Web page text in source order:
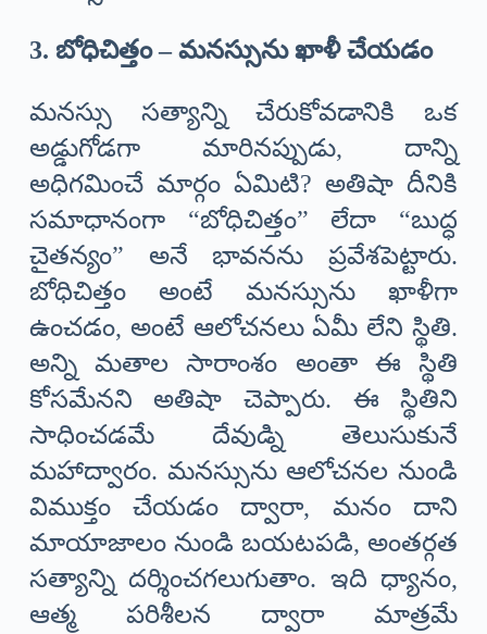
3. బోధిచిత్తం – మనస్సును ఖాళీ చేయడం
మనస్సు సత్యాన్ని చేరుకోవడానికి ఒక
అడ్డుగోడగా మారినప్పుడు, దాన్ని
అధిగమించే మార్గం ఏమిటి? అతిషా దీనికి
సమాధానంగా “బోధిచిత్తం” లేదా “బుద్ధ
చైతన్యం” అనే భావనను ప్రవేశపెట్టారు.
బోధిచిత్తం అంటే మనస్సును ఖాళీగా
ఉంచడం, అంటే ఆలోచనలు ఏమీ లేని స్థితి.
అన్ని మతాల సారాంశం అంతా ఈ స్థితి
కోసమేనని అతిషా చెప్పారు. ఈ స్థితిని
సాధించడమే దేవుడ్ని తెలుసుకునే
మహాద్వారం. మనస్సును ఆలోచనల నుండి
విముక్తం చేయడం ద్వారా, మనం దాని
మాయాజాలం నుండి బయటపడి, అంతర్గత
సత్యాన్ని దర్శించగలుగుతాం. ఇది ధ్యానం,
ఆత్మ పరిశీలన ద్వారా మాత్రమే